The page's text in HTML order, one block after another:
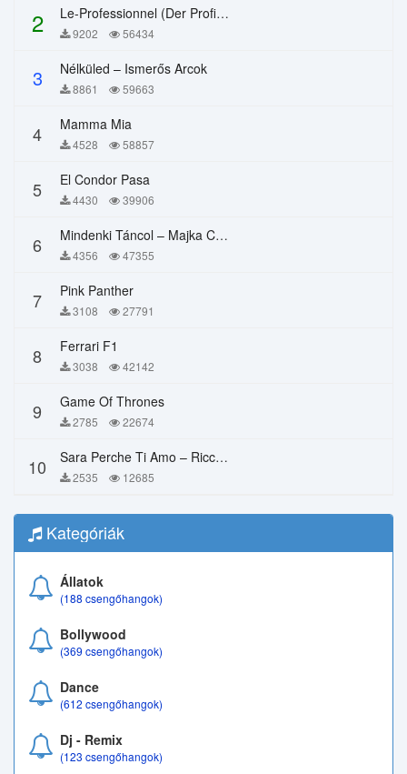
2 Le-Professionnel (Der Profi) – Chi Mai
9202 56434
3 Nélküled – Ismerős Arcok
8861 59663
4 Mamma Mia
4528 58857
5 El Condor Pasa
4430 39906
6 Mindenki Táncol – Majka Curtis, Péter Majoros
4356 47355
7 Pink Panther
3108 27791
8 Ferrari F1
3038 42142
9 Game Of Thrones
2785 22674
10 Sara Perche Ti Amo – Ricchi E Poveri
2535 12685
Kategóriák
Állatok
(188 csengőhangok)
Bollywood
(369 csengőhangok)
Dance
(612 csengőhangok)
Dj - Remix
(123 csengőhangok)